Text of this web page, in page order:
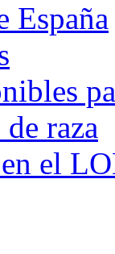
España
raza
el